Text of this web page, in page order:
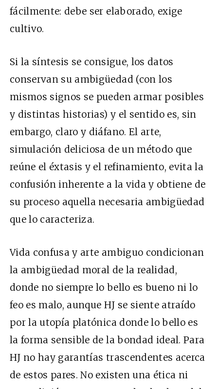
fácilmente: debe ser elaborado, exige
cultivo.
Si la síntesis se consigue, los datos
conservan su ambigüedad (con los
mismos signos se pueden armar posibles
y distintas historias) y el sentido es, sin
embargo, claro y diáfano. El arte,
simulación deliciosa de un método que
reúne el éxtasis y el refinamiento, evita la
confusión inherente a la vida y obtiene de
su proceso aquella necesaria ambigüedad
que lo caracteriza.
Vida confusa y arte ambiguo condicionan
la ambigüedad moral de la realidad,
donde no siempre lo bello es bueno ni lo
feo es malo, aunque HJ se siente atraído
por la utopía platónica donde lo bello es
la forma sensible de la bondad ideal. Para
HJ no hay garantías trascendentes acerca
de estos pares. No existen una ética ni